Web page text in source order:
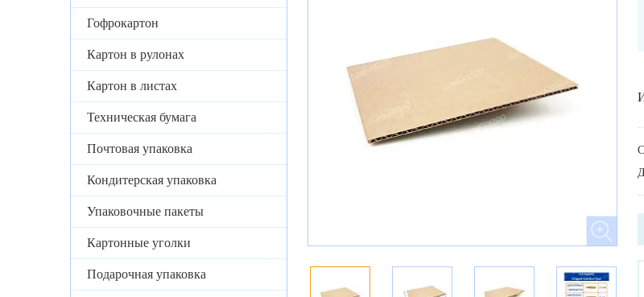
Гофрокартон
Картон в рулонах
Картон в листах
Техническая бумага
Почтовая упаковка
Кондитерская упаковка
Упаковочные пакеты
Картонные уголки
Подарочная упаковка